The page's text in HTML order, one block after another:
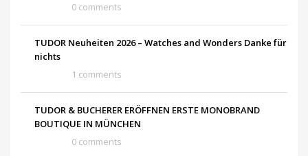
0 comments
TUDOR Neuheiten 2026 – Watches and Wonders Danke für
nichts
1 comments
TUDOR & BUCHERER ERÖFFNEN ERSTE MONOBRAND
BOUTIQUE IN MÜNCHEN
0 comments